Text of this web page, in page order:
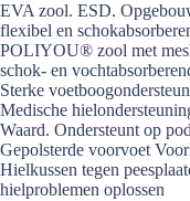
EVA zool. ESD.
flexibel en
POLIYOU® zool met
schok- en
Sterke
Medische
Waard. Ondersteunt op
Gepolsterde voorvoet
Hielkussen tegen
hielproblemen oplossen